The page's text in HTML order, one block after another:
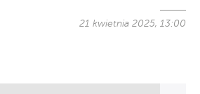
21 kwietnia 2025, 13:00